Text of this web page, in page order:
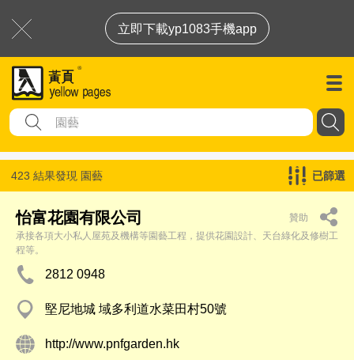
立即下載yp1083手機app
423 結果發現 園藝 已篩選
怡富花園有限公司
贊助
承接各項大小私人屋苑及機構等園藝工程，提供花園設計、天台綠化及修樹工
程等。
2812 0948
堅尼地城 域多利道水菜田村50號
http://www.pnfgarden.hk